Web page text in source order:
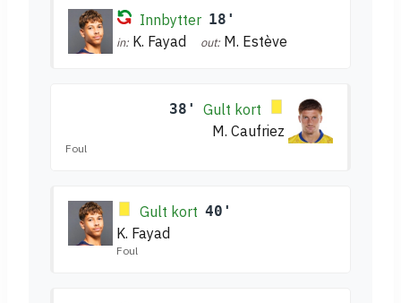
Innbytter 18'
in: K. Fayad out: M. Estève
38'
Gult kort
M. Caufriez
Foul
Gult kort 40'
K. Fayad
Foul